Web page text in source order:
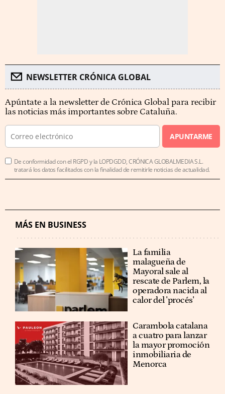
NEWSLETTER CRÓNICA GLOBAL
Apúntate a la newsletter de Crónica Global para recibir
las noticias más importantes sobre Cataluña.
APUNTARME
De conformidad con el RGPD y la LOPDGDD, CRÓNICA GLOBALMEDIA S.L.
tratará los datos facilitados con la finalidad de remitirle noticias de actualidad.
MÁS EN BUSINESS
La familia
malagueña de
Mayoral sale al
rescate de Parlem, la
operadora nacida al
calor del 'procés'
Carambola catalana
a cuatro para lanzar
la mayor promoción
inmobiliaria de
Menorca